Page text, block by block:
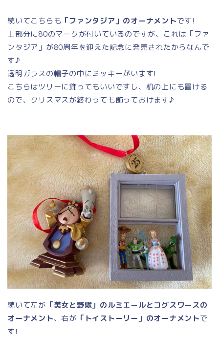
続いてこちらも 「ファンタジア」のオーナメントです!
上部分に80のマークが付いているのですが、これは「ファ
ンタジア」が80周年を迎えた記念に発売されたからなんで
す♪
透明ガラスの帽子の中にミッキーがいます!
こちらはツリーに飾ってもいいですし、机の上にも置ける
ので、クリスマスが終わっても飾っておけます♪
続いて左が 「美女と野獣」のルミエールとコグスワースの
オーナメント、右が 「トイストーリー」のオーナメントで
す!